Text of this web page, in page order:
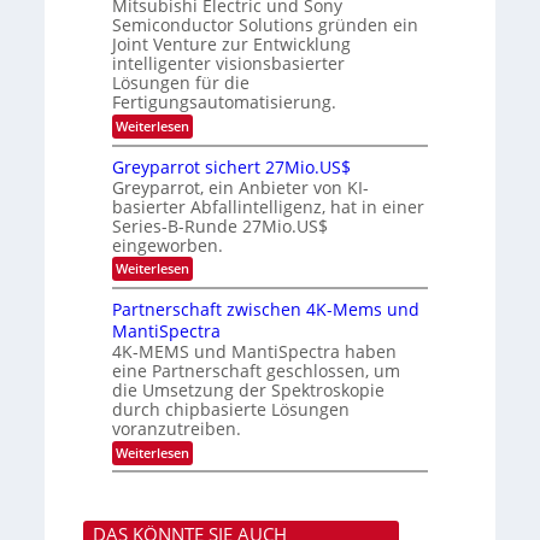
n
d
s
t
e
n
H
a
l
b
j
a
h
r
m
m
t
i
n
d
e
r
D
A
C
H
-
I
n
d
u
s
t
r
e
z
u
k
-
K
u
r
s
v
o
n
P
h
o
t
o
n
i
c
s
H
u
b
Mitsubishi Electric und Sony
Semiconductor Solutions gründen ein
Joint Venture zur Entwicklung
intelligenter visionsbasierter
Lösungen für die
Fertigungsautomatisierung.
Weiterlesen:
M
t
s
u
b
i
s
h
i
E
l
t
r
i
c
u
n
n
Greyparrot sichert 27Mio.US$
Greyparrot, ein Anbieter von KI-
basierter Abfallintelligenz, hat in einer
Series-B-Runde 27Mio.US$
eingeworben.
Weiterlesen:
G
r
e
y
p
a
r
r
o
t
s
i
e
Partnerschaft zwischen 4K-Mems und
MantiSpectra
4K-MEMS und MantiSpectra haben
eine Partnerschaft geschlossen, um
die Umsetzung der Spektroskopie
durch chipbasierte Lösungen
voranzutreiben.
Weiterlesen:
P
t
n
DAS KÖNNTE SIE AUCH